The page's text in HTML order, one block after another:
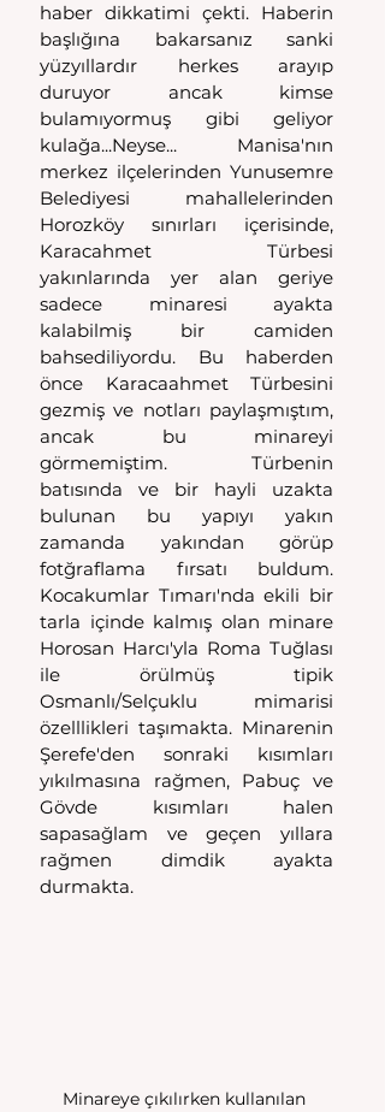
haber dikkatimi çekti. Haberin
başlığına bakarsanız sanki
yüzyıllardır herkes arayıp
duruyor ancak kimse
bulamıyormuş gibi geliyor
kulağa...Neyse... Manisa'nın
merkez ilçelerinden Yunusemre
Belediyesi mahallelerinden
Horozköy sınırları içerisinde,
Karacahmet Türbesi
yakınlarında yer alan geriye
sadece minaresi ayakta
kalabilmiş bir camiden
bahsediliyordu. Bu haberden
önce Karacaahmet Türbesini
gezmiş ve notları paylaşmıştım,
ancak bu minareyi
görmemiştim. Türbenin
batısında ve bir hayli uzakta
bulunan bu yapıyı yakın
zamanda yakından görüp
fotğraflama fırsatı buldum.
Kocakumlar Tımarı'nda ekili bir
tarla içinde kalmış olan minare
Horosan Harcı'yla Roma Tuğlası
ile örülmüş tipik
Osmanlı/Selçuklu mimarisi
özelllikleri taşımakta. Minarenin
Şerefe'den sonraki kısımları
yıkılmasına rağmen, Pabuç ve
Gövde kısımları halen
sapasağlam ve geçen yıllara
rağmen dimdik ayakta
durmakta.
Minareye çıkılırken kullanılan